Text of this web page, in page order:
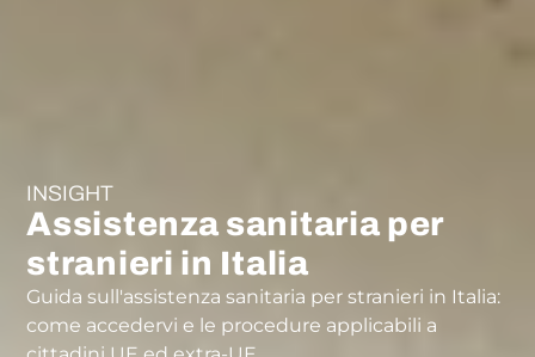
INSIGHT
Assistenza sanitaria per
stranieri in Italia
Guida sull'assistenza sanitaria per stranieri in Italia:
come accedervi e le procedure applicabili a